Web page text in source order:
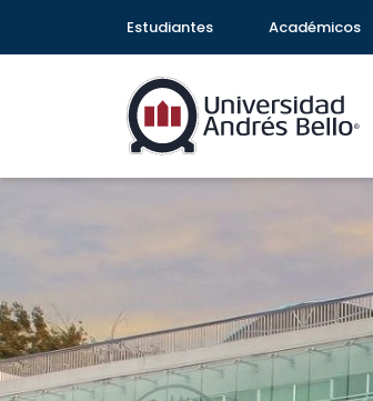
Estudiantes Académicos